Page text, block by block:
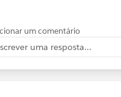
um comentário
uma resposta...